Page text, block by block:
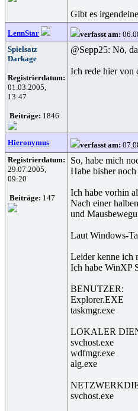
Gibt es
LennStar verfasst am:
Spielsatz
Darkage
Registrierdatum:
01.03.2005,
13:47
Beiträge: 1846
@Sepp25: Nö,
Ich rede hier von
Hieronymus verfasst am:
Registrierdatum:
29.07.2005,
09:20
Beiträge: 147
So, habe mich
Habe bisher
Ich habe vorhin
Nach einer
und
Laut Windows-
Leider kenne ich
Ich habe WinXP
BENUTZER:
Explorer.EXE
taskmgr.exe
LOKALER
svchost.exe
wdfmgr.exe
alg.exe
svchost.exe